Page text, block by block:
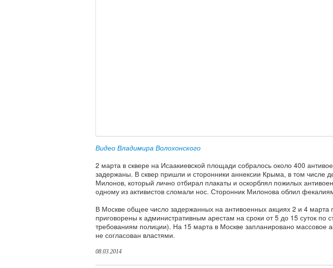
Видео Владимира Волохонского
2 марта в сквере на Исаакиевской площади собралось около 400
задержаны. В сквер пришли и сторонники аннексии Крыма, в том числе
Милонов, который лично отбирал плакаты и оскорблял пожилых
одному из активистов сломали нос. Сторонник Милонова облил
В Москве общее число задержанных на антивоенных акциях 2 и 4 марта
приговорены к административным арестам на сроки от 5 до 15 суток по
требованиям полиции). На 15 марта в Москве запланировано массовое
не согласован властями.
08.03.2014